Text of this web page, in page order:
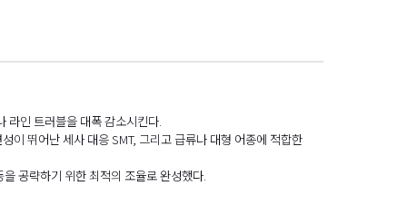
라인 트러블을 대폭 감소시킨다.
이 뛰어난 세사 대응 SMT, 그리고 급류나 대형 어종에 적합한
공략하기 위한 최적의 조율로 완성했다.